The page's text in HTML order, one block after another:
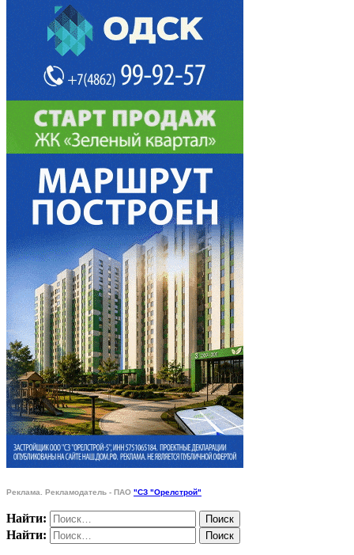
Реклама. Рекламодатель - ПАО "СЗ "Орелстрой"
Найти:
Найти: